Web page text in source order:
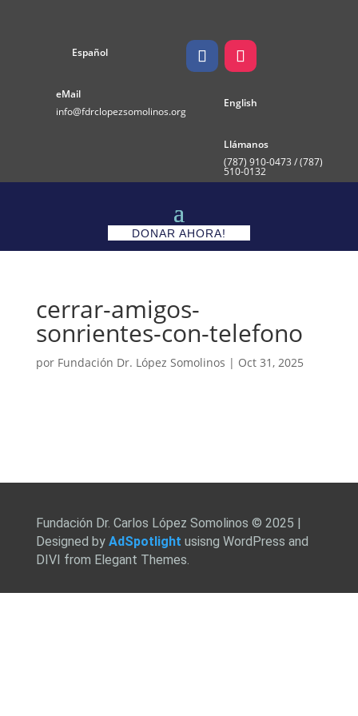
Español
eMail
info@fdrclopezsomolinos.org
English
Llámanos
(787) 910-0473 / (787)
510-0132
DONAR AHORA!
cerrar-amigos-
sonrientes-con-telefono
por Fundación Dr. López Somolinos | Oct 31, 2025
Fundación Dr. Carlos López Somolinos © 2025 |
Designed by AdSpotlight usisng WordPress and
DIVI from Elegant Themes.